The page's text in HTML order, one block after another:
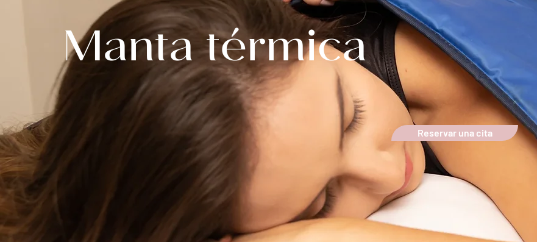
Manta térmica
Reservar una cita